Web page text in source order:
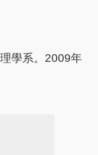
學系。2009年